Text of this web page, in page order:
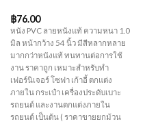
฿76.00
หนัง PVC ลายหนังแท้ ความหนา 1.0
มิล หน้ากว้าง 54 นิ้ว มีสีหลากหลาย
มากกว่าหนังแท้ ทนทานต่อการใช้
งาน ราคาถูก เหมาะสำหรับทำ
เฟอร์นิเจอร์ โซฟา เก้าอี้ ตกแต่ง
ภายใน กระเป๋า เครื่องประดับเบาะ
รถยนต์ และงานตกแต่งภายใน
รถยนต์ เป็นต้น ( ราคาขายยกม้วน